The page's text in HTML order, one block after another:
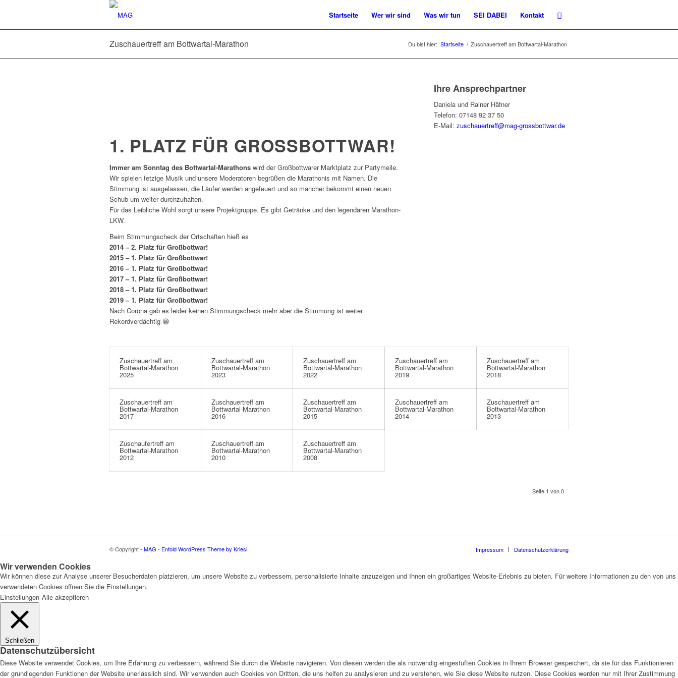
Startseite Wer wir sind Was wir tun SEI DABEI Kontakt
Zuschauertreff am Bottwartal-Marathon Du bist hier: Startseite / Zuschauertreff am Bottwartal-Marathon
Ihre Ansprechpartner
Daniela und Rainer Häfner
Telefon: 07148 92 37 50
E-Mail:zuschauertreff@mag-grossbottwar.de
1. PLATZ FÜR GROSSBOTTWAR!
Immer am Sonntag des Bottwartal-Marathons wird der Großbottwarer Marktplatz zur Partymeile.
Wir spielen fetzige Musik und unsere Moderatoren begrüßen die Marathonis mit Namen. Die
Stimmung ist ausgelassen, die Läufer werden angefeuert und so mancher bekommt einen neuen
Schub um weiter durchzuhalten.
Für das Leibliche Wohl sorgt unsere Projektgruppe. Es gibt Getränke und den legendären Marathon-
LKW.
Beim Stimmungscheck der Ortschaften hieß es
2014 – 2. Platz für Großbottwar!
2015 – 1. Platz für Großbottwar!
2016 – 1. Platz für Großbottwar!
2017 – 1. Platz für Großbottwar!
2018 – 1. Platz für Großbottwar!
2019 – 1. Platz für Großbottwar!
Nach Corona gab es leider keinen Stimmungscheck mehr aber die Stimmung ist weiter
Rekordverdächtig 😀
Zuschauertreff am
Bottwartal-Marathon
2025
Zuschauertreff am
Bottwartal-Marathon
2023
Zuschauertreff am
Bottwartal-Marathon
2022
Zuschauertreff am
Bottwartal-Marathon
2019
Zuschauertreff am
Bottwartal-Marathon
2018
Zuschauertreff am
Bottwartal-Marathon
2017
Zuschauertreff am
Bottwartal-Marathon
2016
Zuschauertreff am
Bottwartal-Marathon
2015
Zuschauertreff am
Bottwartal-Marathon
2014
Zuschauertreff am
Bottwartal-Marathon
2013
Zuschaufertreff am
Bottwartal-Marathon
2012
Zuschauertreff am
Bottwartal-Marathon
2010
Zuschauertreff am
Bottwartal-Marathon
2008
Seite 1 von 0
© Copyright - MAG - Enfold WordPress Theme by Kriesi Impressum Datenschutzerklärung
Wir verwenden Cookies
Wir können diese zur Analyse unserer Besucherdaten platzieren, um unsere Website zu verbessern, personalisierte Inhalte anzuzeigen und Ihnen ein großartiges Website-Erlebnis zu bieten. Für weitere Informationen zu den von uns
verwendeten Cookies öffnen Sie die Einstellungen.
Einstellungen Alle akzeptieren
Schließen
Datenschutzübersicht
Diese Website verwendet Cookies, um Ihre Erfahrung zu verbessern, während Sie durch die Website navigieren. Von diesen werden die als notwendig eingestuften Cookies in Ihrem Browser gespeichert, da sie für das Funktionieren
der grundlegenden Funktionen der Website unerlässlich sind. Wir verwenden auch Cookies von Dritten, die uns helfen zu analysieren und zu verstehen, wie Sie diese Website nutzen. Diese Cookies werden nur mit Ihrer Zustimmung